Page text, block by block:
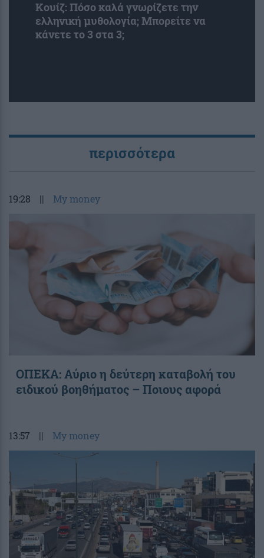
Κουίζ: Πόσο καλά γνωρίζετε την
ελληνική μυθολογία; Μπορείτε να
κάνετε το 3 στα 3;
περισσότερα
19:28 || My money
ΟΠΕΚΑ: Αύριο η δεύτερη καταβολή του
ειδικού βοηθήματος – Ποιους αφορά
13:57 || My money